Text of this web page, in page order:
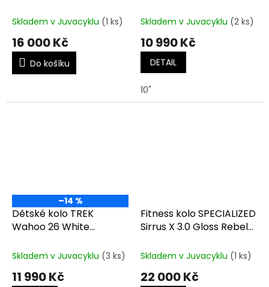
Skladem v Juvacyklu (1 ks)
16 000 Kč
Do košíku
Skladem v Juvacyklu (2 ks)
10 990 Kč
DETAIL
10"
–14 %
Dětské kolo TREK
Wahoo 26 White
Skladem v Juvacyklu (3 ks)
11 990 Kč
Fitness kolo SPECIALIZED
Sirrus X 3.0 Gloss Rebel
Reflective
Skladem v Juvacyklu (1 ks)
22 000 Kč